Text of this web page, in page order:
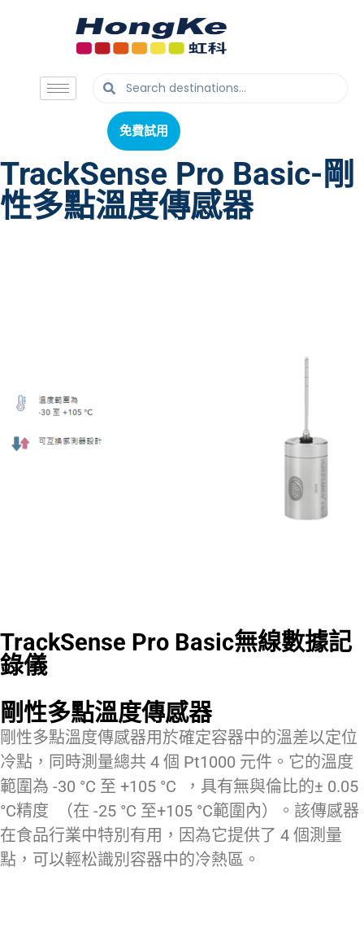
免費試用
免費試用
TrackSense Pro Basic-剛
性多點溫度傳感器
TrackSense Pro Basic無線數據記
錄儀
剛性多點溫度傳感器
剛性多點溫度傳感器用於確定容器中的溫差以定位
冷點，同時測量總共 4 個 Pt1000 元件。它的溫度
範圍為 -30 °C 至 +105 °C ，具有無與倫比的± 0.05
°C精度 （在 -25 °C 至+105 °C範圍內）。該傳感器
在食品行業中特別有用，因為它提供了 4 個測量
點，可以輕松識別容器中的冷熱區。